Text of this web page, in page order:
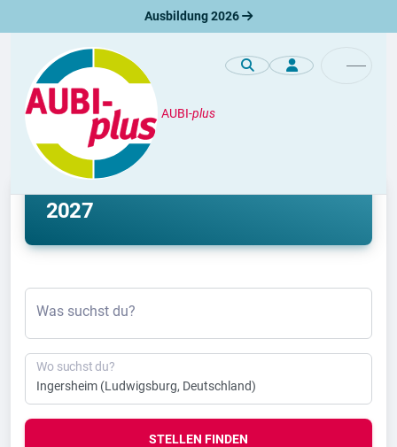
Ausbildung 2026
AUBI-plus
Ausbildung
Ausbildung Ingersheim 2026 &
2027
Was suchst du?
Wo suchst du?
STELLEN FINDEN